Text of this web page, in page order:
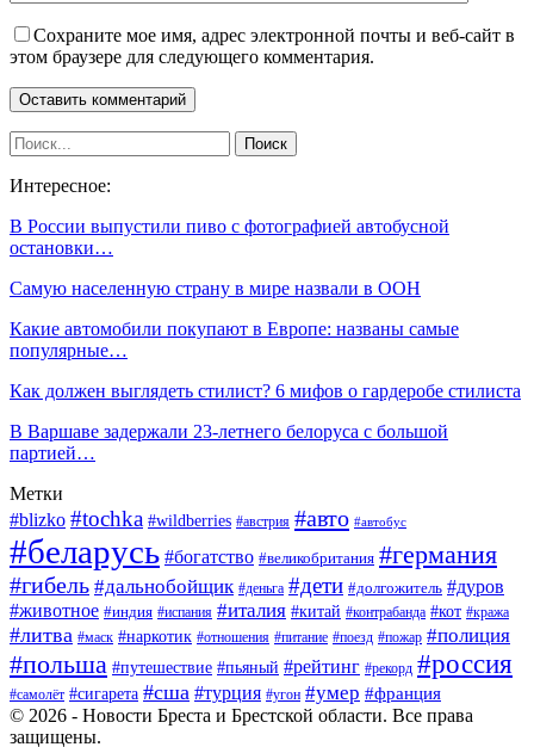
Сохраните мое имя, адрес электронной почты и веб-сайт в
этом браузере для следующего комментария.
Интересное:
В России выпустили пиво с фотографией автобусной
остановки…
Самую населенную страну в мире назвали в ООН
Какие автомобили покупают в Европе: названы самые
популярные…
Как должен выглядеть стилист? 6 мифов о гардеробе стилиста
В Варшаве задержали 23-летнего белоруса с большой
партией…
Метки
#blizko #tochka #wildberries #австрия #авто #автобус
#беларусь #богатство #великобритания #германия
#гибель #дальнобойщик #деньга #дети #долгожитель #дуров
#животное #индия #испания #италия #китай #контрабанда #кот #кража
#литва #маск #наркотик #отношения #питание #поезд #пожар #полиция
#польша #путешествие #пьяный #рейтинг #рекорд #россия
#самолёт #сигарета #сша #турция #угон #умер #франция
© 2026 - Новости Бреста и Брестской области. Все права
защищены.